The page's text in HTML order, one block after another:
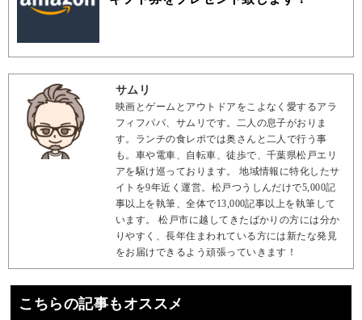
サムリ
映画とゲームとアウトドアをこよなく愛するアラ
フィフパパ、サムリです。二人の息子がおりま
す。ランチの食レポでは奥さんと二人で行う事
も。車や電車、自転車、徒歩で、千葉県松戸エリ
アを駆け巡っております。 地域情報に特化したサ
イトを9年近く運営。松戸つうしんだけで5,000記
事以上を執筆、全体で13,000記事以上を執筆して
います。 松戸市に越してきたばかりの方には分か
りやすく、長年住まわれている方には新たな発見
をお届けできるよう頑張っていきます！
こちらの記事もオススメ